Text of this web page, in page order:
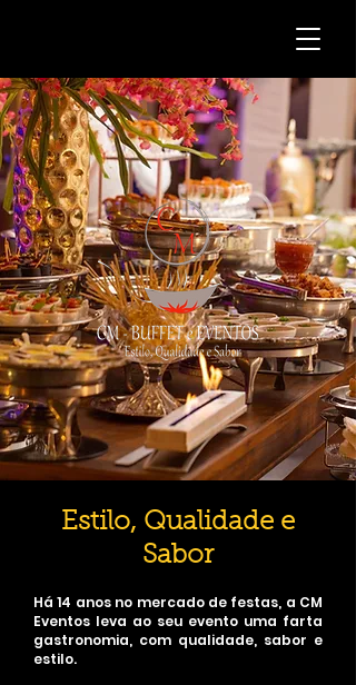
Estilo, Qualidade e
Sabor
Há 14 anos no mercado de festas, a CM
Eventos leva ao seu evento uma farta
gastronomia, com qualidade, sabor e
estilo.